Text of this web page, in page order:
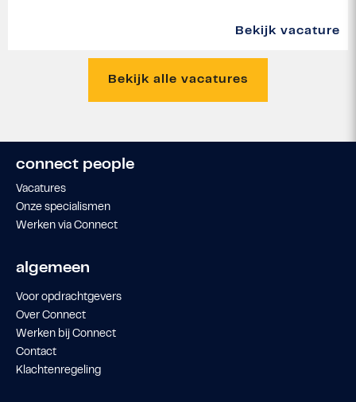
Bekijk vacature
Bekijk alle vacatures
connect people
Vacatures
Onze specialismen
Werken via Connect
algemeen
Voor opdrachtgevers
Over Connect
Werken bij Connect
Contact
Klachtenregeling